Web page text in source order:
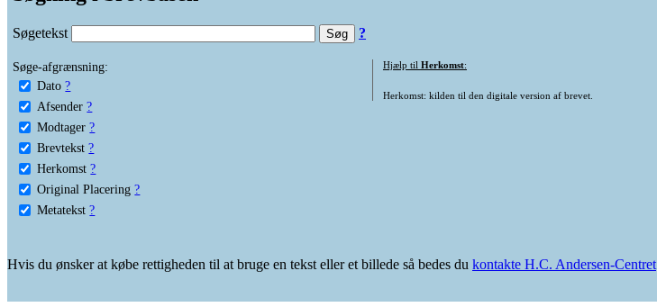
Søgetekst ?
Søge-afgrænsning:
Dato ?
Afsender ?
Modtager ?
Brevtekst ?
Herkomst ?
Original Placering ?
Metatekst ?
Hjælp til Herkomst:
Herkomst: kilden til den digitale version af brevet.
Hvis du ønsker at købe rettigheden til at bruge en tekst eller et billede så bedes du kontakte H.C. Andersen-Centret